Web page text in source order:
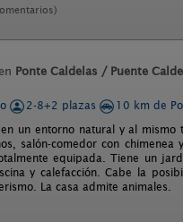
Ponte Caldelas / Puente
2-8+2 plazas
10 km de
en un entorno natural y al
salón-comedor con
equipada. Tiene un
y calefacción. Cabe la
La casa admite animales.